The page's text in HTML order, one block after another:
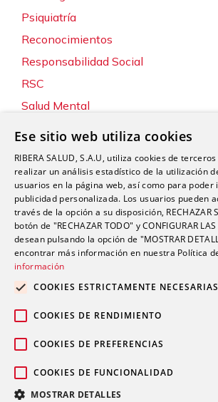
Psiquiatría
Reconocimientos
Responsabilidad Social
RSC
Salud Mental
Sostenibilidad y Medio Ambiente
Tecnología
Traumatología y Cirugía Ortopédica
Unidad de Tráfico
Urgencias
Urología
© 2026 Grupo Ribera |
Ese sitio web utiliza cookies
RIBERA SALUD, S.A.U, utiliza cookies de
realizar un análisis estadístico de la utilización
usuarios en la página web, así como para poder
publicidad personalizada. Los usuarios pueden
través de la opción a su disposición, RECHAZAR
botón de "RECHAZAR TODO" y CONFIGURAR
desean pulsando la opción de "MOSTRAR
encontrar más información en nuestra Política
información
COOKIES ESTRICTAMENTE NECESARIAS
COOKIES DE RENDIMIENTO
COOKIES DE PREFERENCIAS
COOKIES DE FUNCIONALIDAD
MOSTRAR DETALLES